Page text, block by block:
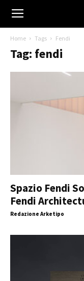
Home Tags Fendi
Tag: fendi
Spazio Fendi
Fendi
Redazione Arketipo